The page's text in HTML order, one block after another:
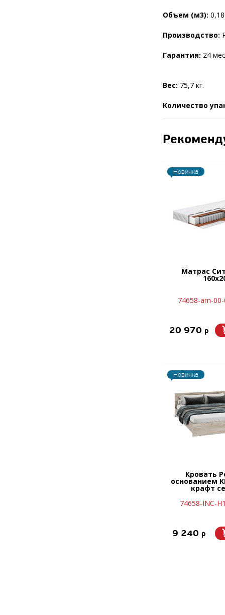
Объем (м3):
Производство:
Гарантия: 24
Вес: 75,7 кг.
Количество
Новинка
Матрас
74658-arn-
20 970 p
Новинка
Кровать
основанием
крафт
74658-INC-
9 240 p